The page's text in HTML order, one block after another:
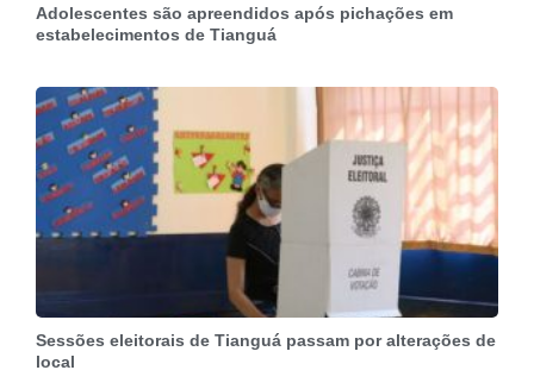
Adolescentes são apreendidos após pichações em
estabelecimentos de Tianguá
Sessões eleitorais de Tianguá passam por alterações de
local